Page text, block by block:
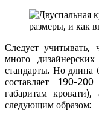
Следует учитывать,
много
стандарты. Но длина
составляет 190-
габаритам
следующим образом: